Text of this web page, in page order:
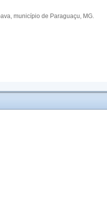
município de Paraguaçu, MG.